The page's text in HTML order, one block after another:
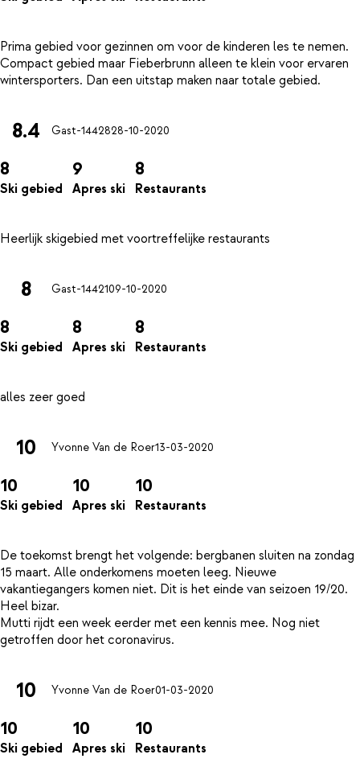
Prima gebied voor gezinnen om voor de kinderen les te nemen.
Compact gebied maar Fieberbrunn alleen te klein voor ervaren
8.4 Gast-1442828-10-2020
8
Ski gebied
9
Apres ski
8
Restaurants
8 Gast-1442109-10-2020
8
Ski gebied
8
Apres ski
8
Restaurants
10 Yvonne Van de Roer13-03-2020
10
Ski gebied
10
Apres ski
10
Restaurants
De toekomst brengt het volgende: bergbanen sluiten na zondag
15 maart. Alle onderkomens moeten leeg. Nieuwe
vakantiegangers komen niet. Dit is het einde van seizoen 19/20.
Heel bizar.
Mutti rijdt een week eerder met een kennis mee. Nog niet
10 Yvonne Van de Roer01-03-2020
10
Ski gebied
10
Apres ski
10
Restaurants